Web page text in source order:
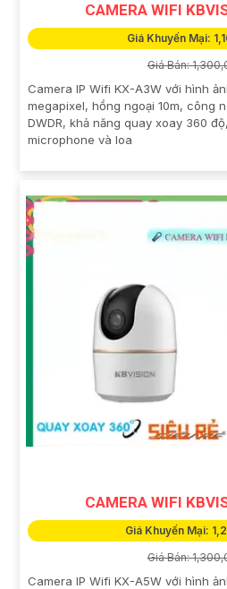
CAMERA WIFI
Giá Khuyến Mại:
Giá Bán:
Camera IP Wifi KX-A3W với hình
megapixel, hồng ngoại 10m, công
DWDR, khả năng quay xoay 360
microphone và loa
CAMERA WIFI
Giá Khuyến Mại:
Giá Bán:
Camera IP Wifi KX-A5W với hình